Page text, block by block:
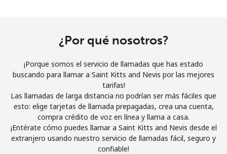
Únete
¡Hola!
Inicia sesión o REGÍSTRATE →
¿Por qué nosotros?
¡Porque somos el servicio de llamadas que has estado
buscando para llamar a Saint Kitts and Nevis por las mejores
tarifas!
Las llamadas de larga distancia no podrían ser más fáciles que
esto: elige tarjetas de llamada prepagadas, crea una cuenta,
compra crédito de voz en línea y llama a casa.
¡Entérate cómo puedes llamar a Saint Kitts and Nevis desde el
extranjero usando nuestro servicio de llamadas fácil, seguro y
confiable!